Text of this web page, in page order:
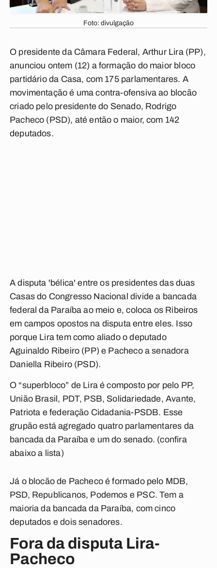
Foto: divulgação
O presidente da Câmara Federal, Arthur Lira (PP),
anunciou ontem (12) a formação do maior bloco
partidário da Casa, com 175 parlamentares. A
movimentação é uma contra-ofensiva ao blocão
criado pelo presidente do Senado, Rodrigo
Pacheco (PSD), até então o maior, com 142
deputados.
A disputa 'bélica' entre os presidentes das duas
Casas do Congresso Nacional divide a bancada
federal da Paraíba ao meio e, coloca os Ribeiros
em campos opostos na disputa entre eles. Isso
porque Lira tem como aliado o deputado
Aguinaldo Ribeiro (PP) e Pacheco a senadora
Daniella Ribeiro (PSD).
O “superbloco” de Lira é composto por pelo PP,
União Brasil, PDT, PSB, Solidariedade, Avante,
Patriota e federação Cidadania-PSDB. Esse
grupão está agregado quatro parlamentares da
bancada da Paraíba e um do senado. (confira
abaixo a lista)
Já o blocão de Pacheco é formado pelo MDB,
PSD, Republicanos, Podemos e PSC. Tem a
maioria da bancada da Paraíba, com cinco
deputados e dois senadores.
Fora da disputa Lira-
Pacheco